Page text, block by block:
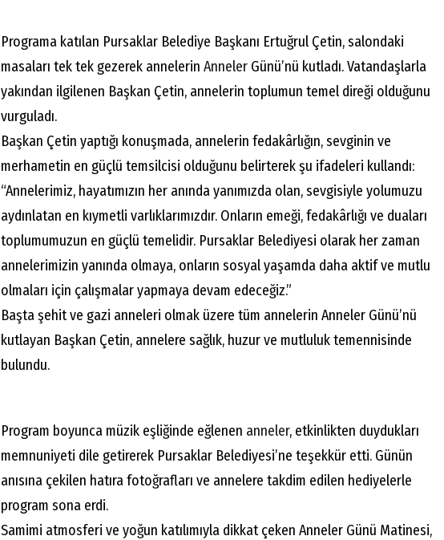
Programa katılan Pursaklar Belediye Başkanı Ertuğrul Çetin, salondaki
masaları tek tek gezerek annelerin Anneler Günü’nü kutladı. Vatandaşlarla
yakından ilgilenen Başkan Çetin, annelerin toplumun temel direği olduğunu
vurguladı.
Başkan Çetin yaptığı konuşmada, annelerin fedakârlığın, sevginin ve
merhametin en güçlü temsilcisi olduğunu belirterek şu ifadeleri kullandı:
“Annelerimiz, hayatımızın her anında yanımızda olan, sevgisiyle yolumuzu
aydınlatan en kıymetli varlıklarımızdır. Onların emeği, fedakârlığı ve duaları
toplumumuzun en güçlü temelidir. Pursaklar Belediyesi olarak her zaman
annelerimizin yanında olmaya, onların sosyal yaşamda daha aktif ve mutlu
olmaları için çalışmalar yapmaya devam edeceğiz.”
Başta şehit ve gazi anneleri olmak üzere tüm annelerin Anneler Günü’nü
kutlayan Başkan Çetin, annelere sağlık, huzur ve mutluluk temennisinde
bulundu.
Program boyunca müzik eşliğinde eğlenen anneler, etkinlikten duydukları
memnuniyeti dile getirerek Pursaklar Belediyesi’ne teşekkür etti. Günün
anısına çekilen hatıra fotoğrafları ve annelere takdim edilen hediyelerle
program sona erdi.
Samimi atmosferi ve yoğun katılımıyla dikkat çeken Anneler Günü Matinesi,